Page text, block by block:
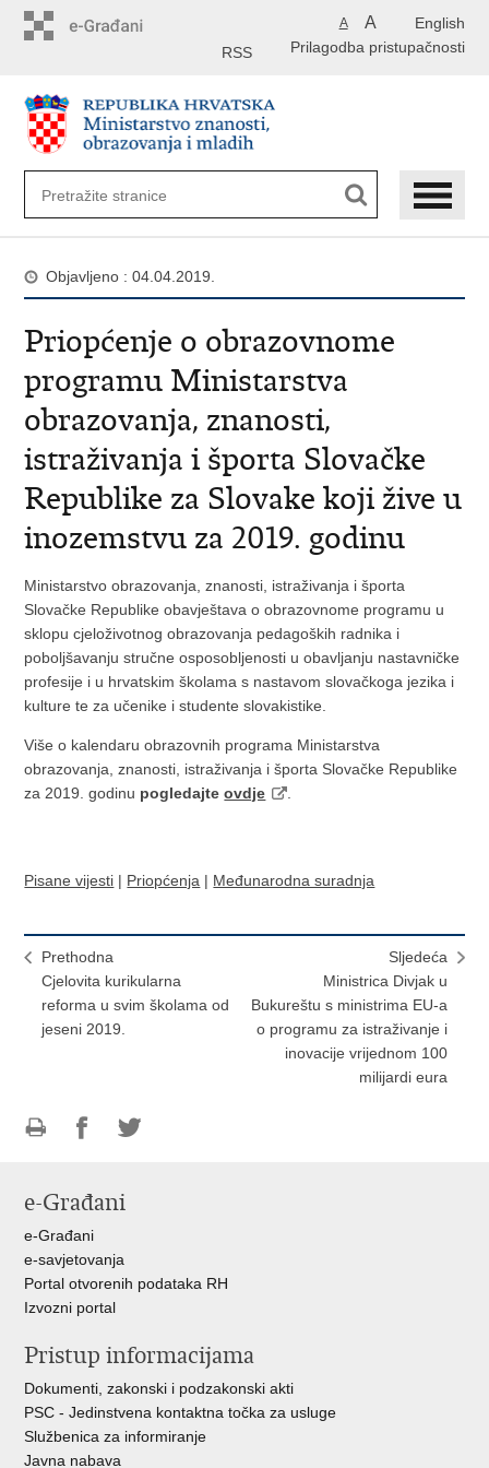
English
A A
Prilagodba pristupačnosti
RSS
Objavljeno : 04.04.2019.
Priopćenje o obrazovnome
programu Ministarstva
obrazovanja, znanosti,
istraživanja i športa Slovačke
Republike za Slovake koji žive u
inozemstvu za 2019. godinu
Ministarstvo obrazovanja, znanosti, istraživanja i športa
Slovačke Republike obavještava o obrazovnome programu u
sklopu cjeloživotnog obrazovanja pedagoških radnika i
poboljšavanju stručne osposobljenosti u obavljanju nastavničke
profesije i u hrvatskim školama s nastavom slovačkoga jezika i
kulture te za učenike i studente slovakistike.
Više o kalendaru obrazovnih programa Ministarstva
obrazovanja, znanosti, istraživanja i športa Slovačke Republike
za 2019. godinu pogledajteovdje
Pisane vijesti | Priopćenja | Međunarodna suradnja
Prethodna
Cjelovita kurikularna
reforma u svim školama od
jeseni 2019.
Sljedeća
Ministrica Divjak u
Bukureštu s ministrima EU-a
o programu za istraživanje i
inovacije vrijednom 100
milijardi eura
FacebookuTwitteru
e-Građani
e-Građani
e-savjetovanja
Portal otvorenih podataka RH
Izvozni portal
Pristup informacijama
Dokumenti, zakonski i podzakonski akti
PSC - Jedinstvena kontaktna točka za usluge
Službenica za informiranje
Javna nabava